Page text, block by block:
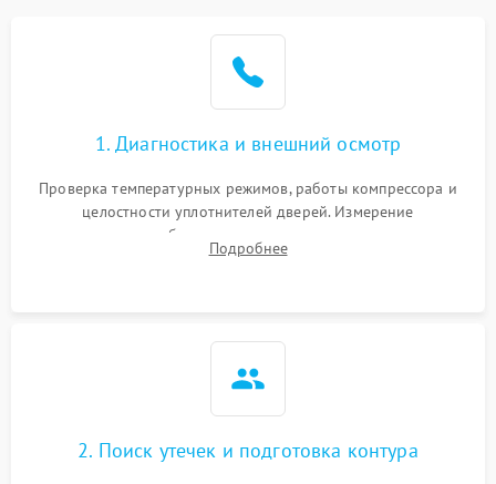
работе
2000 ₽ Подробнее →
1000 ₽
1800 ₽
1. Диагностика и внешний осмотр
Проверка температурных режимов, работы компрессора и
целостности уплотнителей дверей. Измерение
сопротивления обмоток мотора, проверка термостата и
считывание кодов ошибок с электронного дисплея.
Подробнее
2. Поиск утечек и подготовка контура